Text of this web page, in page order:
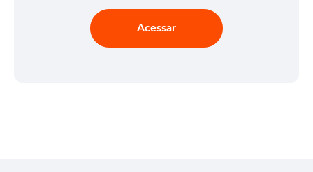
Acessar